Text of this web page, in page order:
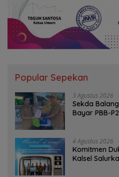
Popular Sepekan
3 Agustus 2026
Sekda
Bayar PBB-
4 Agustus 2026
Komitmen
Kalsel